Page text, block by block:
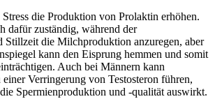
die Produktion von Prolaktin erhöhen.
dafür zuständig, während der
Stillzeit die Milchproduktion anzuregen, aber
kann den Eisprung hemmen und somit
Auch bei Männern kann
einer Verringerung von Testosteron führen,
Spermienproduktion und -qualität auswirkt.